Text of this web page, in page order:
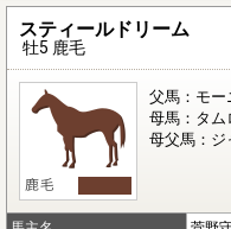
スティールドリーム
牡5 鹿毛
父馬：モー
母馬：タム
母父馬：ジ